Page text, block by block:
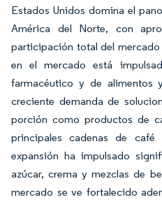
Estados Unidos domina el
América del Norte, con
participación total del
en el mercado está
farmacéutico y de alimentos
creciente demanda de
porción como productos de
principales cadenas de
expansión ha impulsado
azúcar, crema y mezclas de
mercado se ve fortalecido